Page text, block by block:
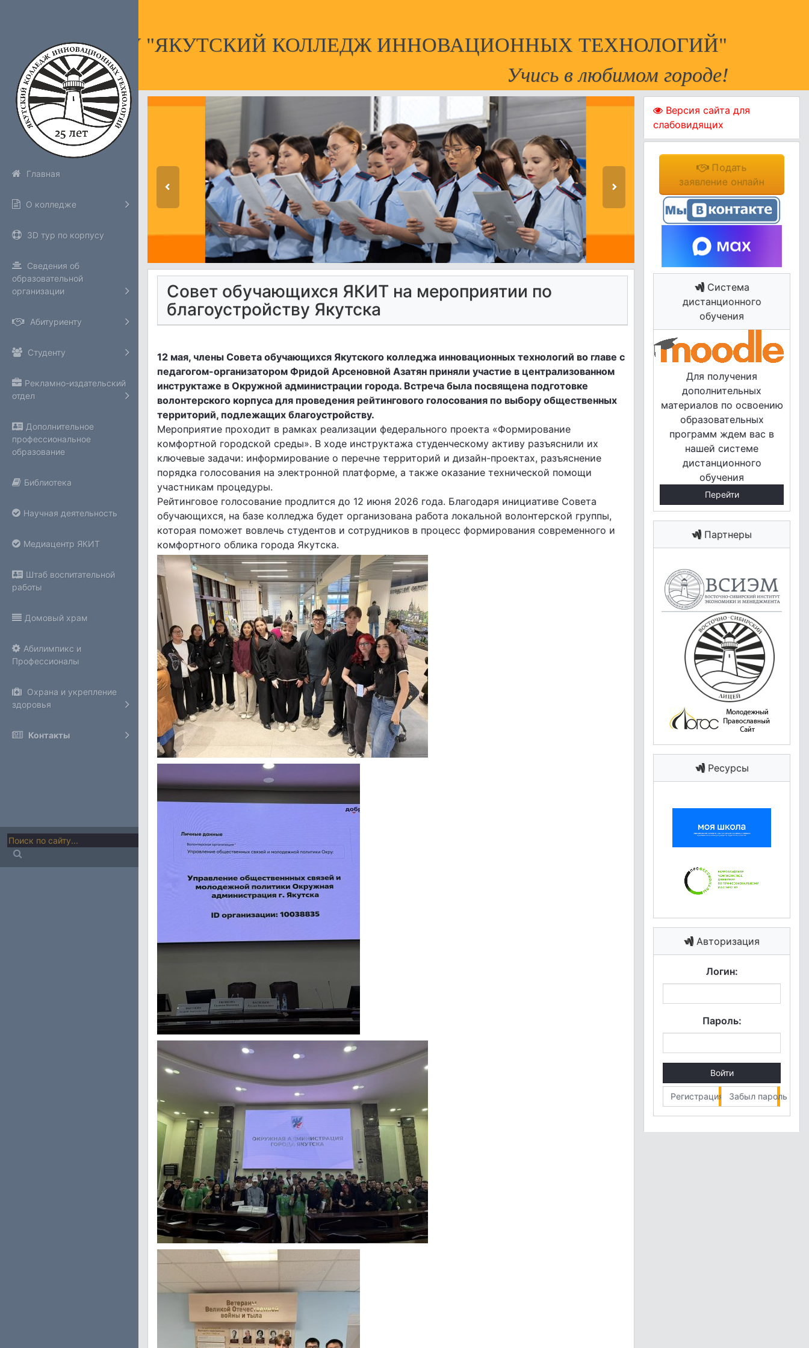
НПОУ "ЯКУТСКИЙ КОЛЛЕДЖ ИННОВАЦИОННЫХ ТЕХНОЛОГИЙ"
Учись в любимом городе!
Главная
О колледже
3D тур по корпусу
Сведения об
образовательной
организации
Абитуриенту
Студенту
Рекламно-издательский
отдел
Дополнительное
профессиональное
образование
Библиотека
Научная деятельность
Медиацентр ЯКИТ
Штаб воспитательной
работы
Домовый храм
Абилимпикс и
Профессионалы
Охрана и укрепление
здоровья
Контакты
Совет обучающихся ЯКИТ на мероприятии по
благоустройству Якутска
12 мая, члены Совета обучающихся Якутского колледжа инновационных технологий во главе с
педагогом-организатором Фридой Арсеновной Азатян приняли участие в централизованном
инструктаже в Окружной администрации города. Встреча была посвящена подготовке
волонтерского корпуса для проведения рейтингового голосования по выбору общественных
территорий, подлежащих благоустройству.
Мероприятие проходит в рамках реализации федерального проекта «Формирование
комфортной городской среды». В ходе инструктажа студенческому активу разъяснили их
ключевые задачи: информирование о перечне территорий и дизайн-проектах, разъяснение
порядка голосования на электронной платформе, а также оказание технической помощи
участникам процедуры.
Рейтинговое голосование продлится до 12 июня 2026 года. Благодаря инициативе Совета
обучающихся, на базе колледжа будет организована работа локальной волонтерской группы,
которая поможет вовлечь студентов и сотрудников в процесс формирования современного и
комфортного облика города Якутска.
Версия сайта для
слабовидящих
Подать
заявление онлайн
Система
дистанционного
обучения
Для получения
дополнительных
материалов по освоению
образовательных
программ ждем вас в
нашей системе
дистанционного
обучения
Перейти
Партнеры
Ресурсы
Авторизация
Логин:
Пароль:
Войти
Регистрация Забыл пароль